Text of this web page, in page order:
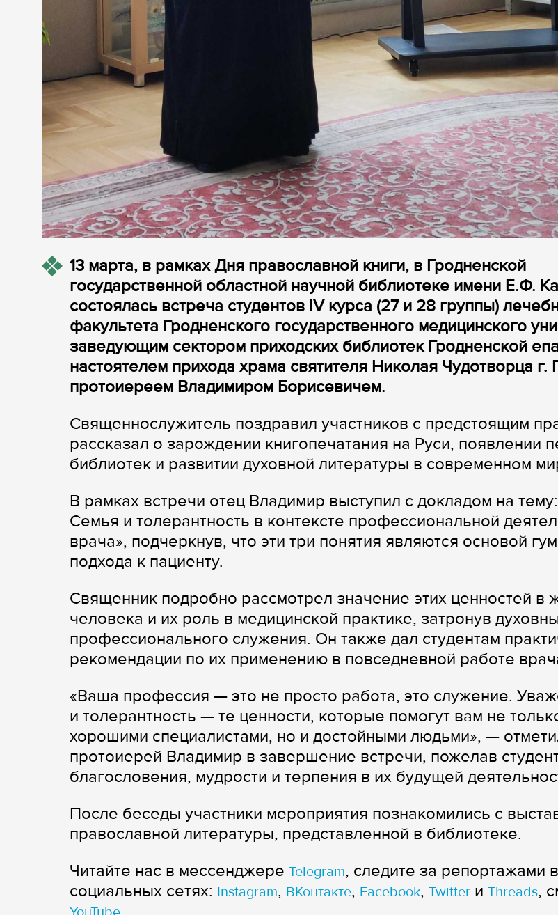
13 марта, в рамках Дня православной книги, в Гродненской
государственной областной научной библиотеке имени Е.Ф.
состоялась встреча студентов IV курса (27 и 28 группы)
факультета Гродненского государственного медицинского
заведующим сектором приходских библиотек Гродненской
настоятелем прихода храма святителя Николая Чудотворца г.
протоиереем Владимиром Борисевичем.
Священнослужитель поздравил участников с предстоящим
рассказал о зарождении книгопечатания на Руси, появлении
библиотек и развитии духовной литературы в современном
В рамках встречи отец Владимир выступил с докладом на
Семья и толерантность в контексте профессиональной
врача», подчеркнув, что эти три понятия являются основой
подхода к пациенту.
Священник подробно рассмотрел значение этих ценностей в
человека и их роль в медицинской практике, затронув
профессионального служения. Он также дал студентам
рекомендации по их применению в повседневной работе
«Ваша профессия — это не просто работа, это служение.
и толерантность — те ценности, которые помогут вам не
хорошими специалистами, но и достойными людьми», —
протоиерей Владимир в завершение встречи, пожелав
благословения, мудрости и терпения в их будущей
После беседы участники мероприятия познакомились с
православной литературы, представленной в библиотеке.
Читайте нас в мессенджере Telegram, следите за репортажами в
cоциальных сетях: Instagram, ВКонтакте, Facebook, Twitter и Threads,